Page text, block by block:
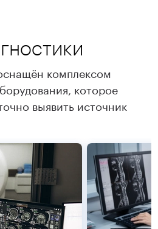
Подробнее
комплексом
которое
выявить источник